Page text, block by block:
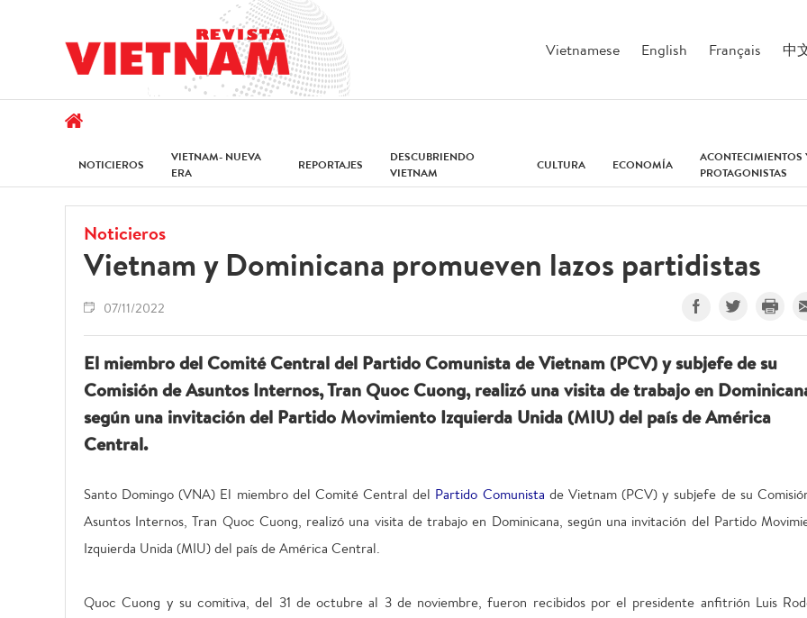
Vietnamese English Français 中
NOTICIEROS
VIETNAM- NUEVA
ERA
REPORTAJES
DESCUBRIENDO
VIETNAM
CULTURA ECONOMÍA
ACONTECIMIENTOS
PROTAGONISTAS
Noticieros
Vietnam y Dominicana promueven lazos partidistas
07/11/2022
El miembro del Comité Central del Partido Comunista de Vietnam (PCV) y subjefe de su
Comisión de Asuntos Internos, Tran Quoc Cuong, realizó una visita de trabajo en
según una invitación del Partido Movimiento Izquierda Unida (MIU) del país de América
Central.
Santo Domingo (VNA) El miembro del Comité Central del Partido Comunista de Vietnam (PCV) y subjefe de su
Asuntos Internos, Tran Quoc Cuong, realizó una visita de trabajo en Dominicana, según una invitación del Partido
Izquierda Unida (MIU) del país de América Central.
Quoc Cuong y su comitiva, del 31 de octubre al 3 de noviembre, fueron recibidos por el presidente anfitrión Luis